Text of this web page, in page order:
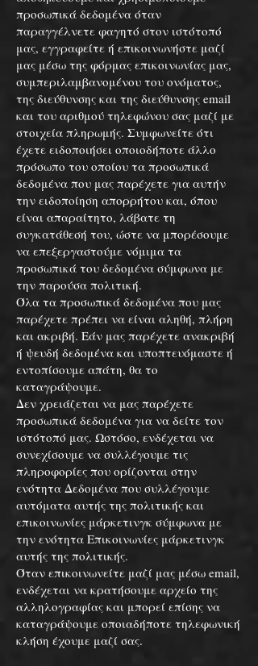
προσωπικά δεδομένα όταν
παραγγέλνετε φαγητό στον ιστότοπό
μας, εγγραφείτε ή επικοινωνήστε μαζί
μας μέσω της φόρμας επικοινωνίας μας,
συμπεριλαμβανομένου του ονόματος,
της διεύθυνσης και της διεύθυνσης email
και του αριθμού τηλεφώνου σας μαζί με
στοιχεία πληρωμής. Συμφωνείτε ότι
έχετε ειδοποιήσει οποιοδήποτε άλλο
πρόσωπο του οποίου τα προσωπικά
δεδομένα που μας παρέχετε για αυτήν
την ειδοποίηση απορρήτου και, όπου
είναι απαραίτητο, λάβατε τη
συγκατάθεσή του, ώστε να μπορέσουμε
να επεξεργαστούμε νόμιμα τα
προσωπικά του δεδομένα σύμφωνα με
την παρούσα πολιτική.
Όλα τα προσωπικά δεδομένα που μας
παρέχετε πρέπει να είναι αληθή, πλήρη
και ακριβή. Εάν μας παρέχετε ανακριβή
ή ψευδή δεδομένα και υποπτευόμαστε ή
εντοπίσουμε απάτη, θα το
καταγράψουμε.
Δεν χρειάζεται να μας παρέχετε
προσωπικά δεδομένα για να δείτε τον
ιστότοπό μας. Ωστόσο, ενδέχεται να
συνεχίσουμε να συλλέγουμε τις
πληροφορίες που ορίζονται στην
ενότητα Δεδομένα που συλλέγουμε
αυτόματα αυτής της πολιτικής και
επικοινωνίες μάρκετινγκ σύμφωνα με
την ενότητα Επικοινωνίες μάρκετινγκ
αυτής της πολιτικής.
Όταν επικοινωνείτε μαζί μας μέσω email,
ενδέχεται να κρατήσουμε αρχείο της
αλληλογραφίας και μπορεί επίσης να
καταγράψουμε οποιαδήποτε τηλεφωνική
κλήση έχουμε μαζί σας.